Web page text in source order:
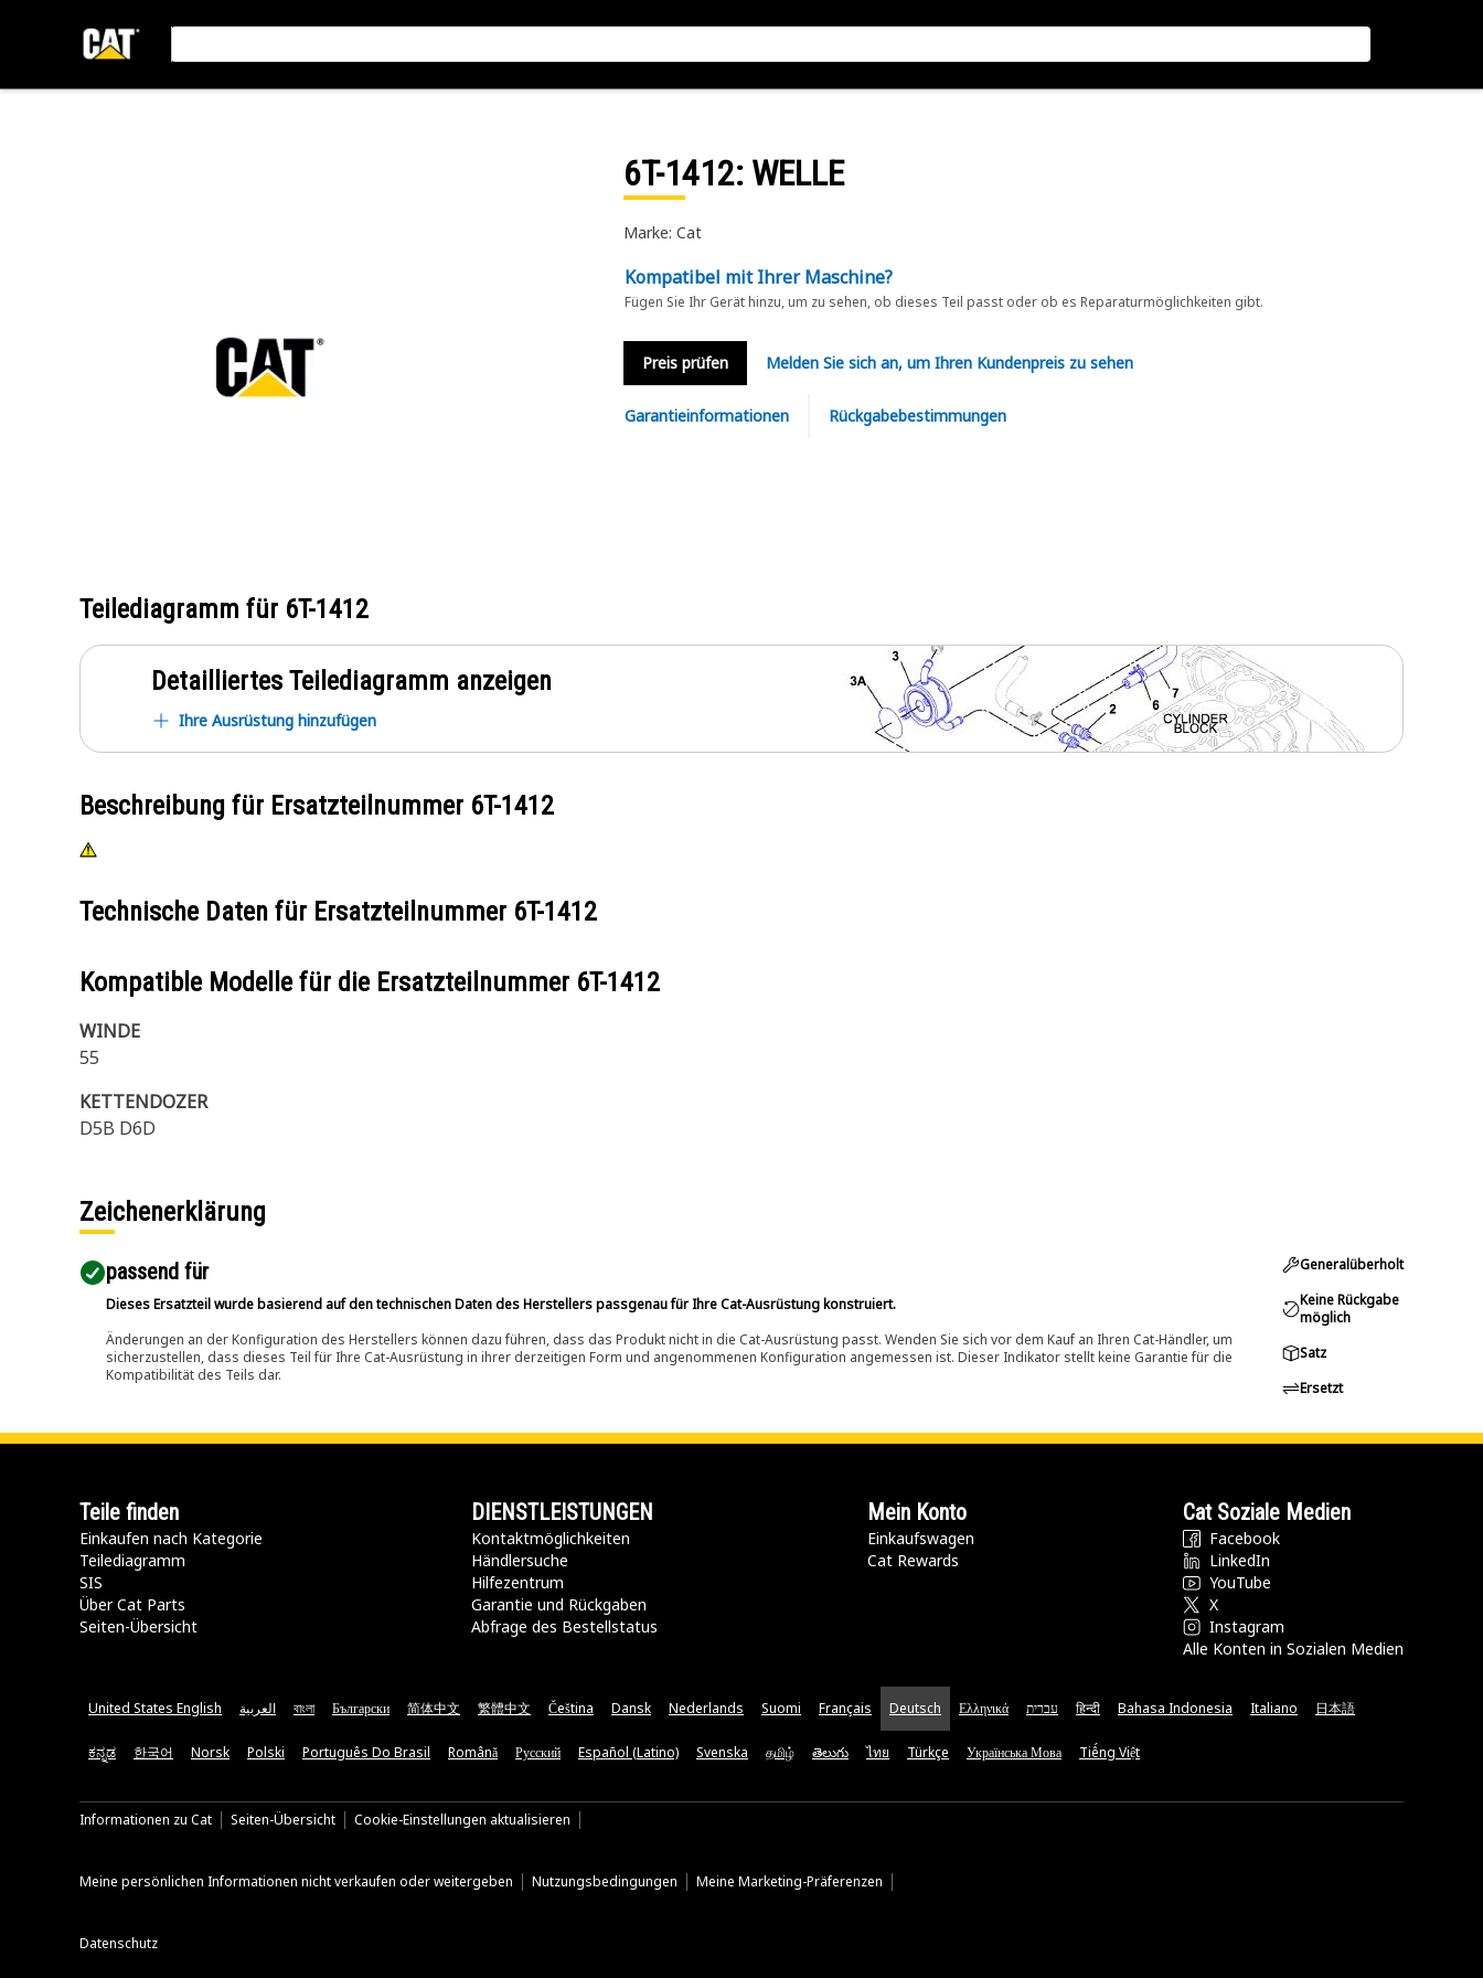
6T-1412: WELLE
Marke: Cat
Kompatibel mit Ihrer Maschine?
Fügen Sie Ihr Gerät hinzu, um zu sehen, ob dieses Teil passt oder ob es Reparaturmöglichkeiten gibt.
Preis prüfen Melden Sie sich an, um Ihren Kundenpreis zu sehen
Garantieinformationen Rückgabebestimmungen
Teilediagramm für 6T-1412
Detailliertes Teilediagramm anzeigen
Ihre Ausrüstung hinzufügen
Beschreibung für Ersatzteilnummer 6T-1412
Technische Daten für Ersatzteilnummer 6T-1412
Kompatible Modelle für die Ersatzteilnummer 6T-1412
WINDE
55
KETTENDOZER
D5B D6D
Zeichenerklärung
passend für​
Dieses Ersatzteil wurde basierend auf den technischen Daten des Herstellers passgenau für Ihre Cat-Ausrüstung konstruiert.
Änderungen an der Konfiguration des Herstellers können dazu führen, dass das Produkt nicht in die Cat-Ausrüstung passt. Wenden Sie sich vor dem Kauf an Ihren Cat-Händler, um
sicherzustellen, dass dieses Teil für Ihre Cat-Ausrüstung in ihrer derzeitigen Form und angenommenen Konfiguration angemessen ist. Dieser Indikator stellt keine Garantie für die
Kompatibilität des Teils dar.
Generalüberholt
Keine Rückgabe
möglich
Satz
Ersetzt
Teile finden
Einkaufen nach Kategorie
Teilediagramm
SIS
Über Cat Parts
Seiten-Übersicht
DIENSTLEISTUNGEN
Kontaktmöglichkeiten​
Händlersuche
Hilfezentrum
Garantie und Rückgaben
Abfrage des Bestellstatus
Mein Konto
Einkaufswagen
Cat Rewards
Cat Soziale Medien
Facebook
LinkedIn
YouTube
X
Instagram
Alle Konten in Sozialen Medien
United States English العربية বাংলা Български 简体中文 繁體中文 Čeština Dansk Nederlands Suomi Français Deutsch Ελληνικά עברית हिन्दी Bahasa Indonesia Italiano 日本語
ಕನ್ನಡ 한국어 Norsk Polski Português Do Brasil Română Русский Español (Latino) Svenska தமிழ் తెలుగు ไทย Türkçe Українська Мова Tiếng Việt
Informationen zu Cat Seiten-Übersicht Cookie-Einstellungen aktualisieren
Meine persönlichen Informationen nicht verkaufen oder weitergeben Nutzungsbedingungen Meine Marketing-Präferenzen
Datenschutz